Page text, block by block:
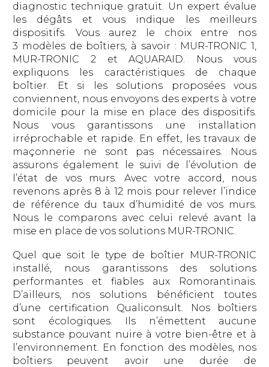
diagnostic technique gratuit. Un expert évalue
les dégâts et vous indique les meilleurs
dispositifs. Vous aurez le choix entre nos
3 modèles de boîtiers, à savoir : MUR-TRONIC 1,
MUR-TRONIC 2 et AQUARAID. Nous vous
expliquons les caractéristiques de chaque
boîtier. Et si les solutions proposées vous
conviennent, nous envoyons des experts à votre
domicile pour la mise en place des dispositifs.
Nous vous garantissons une installation
irréprochable et rapide. En effet, les travaux de
maçonnerie ne sont pas nécessaires. Nous
assurons également le suivi de l’évolution de
l’état de vos murs. Avec votre accord, nous
revenons après 8 à 12 mois pour relever l’indice
de référence du taux d’humidité de vos murs.
Nous le comparons avec celui relevé avant la
mise en place de vos solutions MUR-TRONIC.
Quel que soit le type de boîtier MUR-TRONIC
installé, nous garantissons des solutions
performantes et fiables aux Romorantinais.
D’ailleurs, nos solutions bénéficient toutes
d’une certification Qualiconsult. Nos boîtiers
sont écologiques. Ils n’émettent aucune
substance pouvant nuire à votre bien-être et à
l’environnement. En fonction des modèles, nos
boîtiers peuvent avoir une durée de